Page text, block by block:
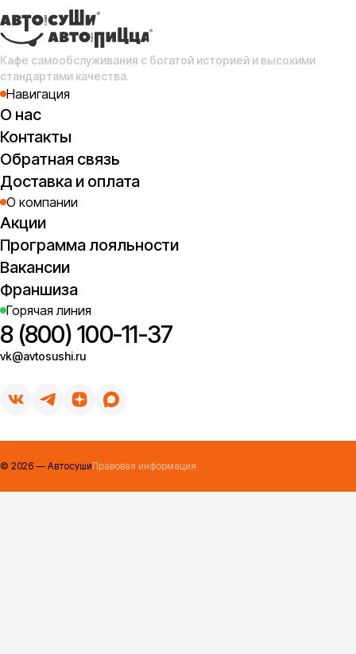
Кафе самообслуживания с богатой историей и высокими
стандартами качества.
Навигация
О нас
Контакты
Обратная связь
Доставка и оплата
О компании
Акции
Программа лояльности
Вакансии
Франшиза
Горячая линия
8 (800) 100-11-37
vk@avtosushi.ru
© 2026 — АвтосушиПравовая информация